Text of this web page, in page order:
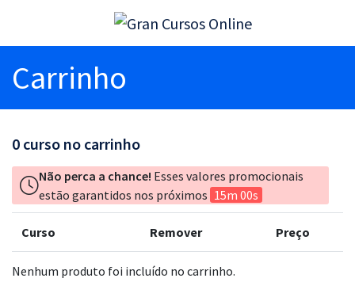
Carrinho
0 curso no carrinho
Não perca a chance! Esses valores promocionais
estão garantidos nos próximos 15m 00s
Curso Remover Preço
Nenhum produto foi incluído no carrinho.